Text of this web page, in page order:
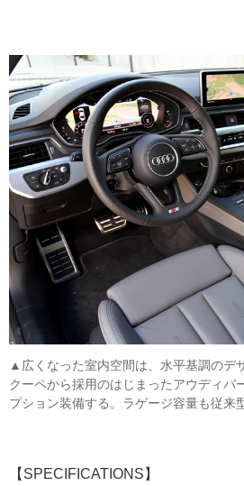
▲広くなった室内空間は、水平基調のデ
クーペから採用のはじまったアウディバ
プション装備する。ラゲージ容量も従来
【SPECIFICATIONS】